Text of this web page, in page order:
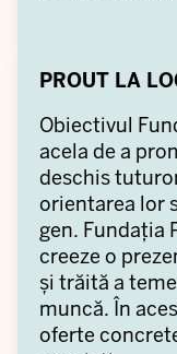
PROUT LA
Obiectivul
acela de a
deschis
orientarea lor
gen. Fundația
creeze o
și trăită a
muncă. În
oferte